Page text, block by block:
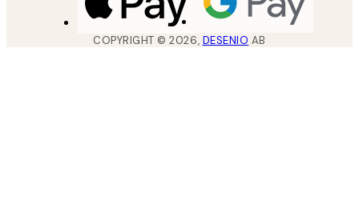
COPYRIGHT ©2026, DESENIO AB